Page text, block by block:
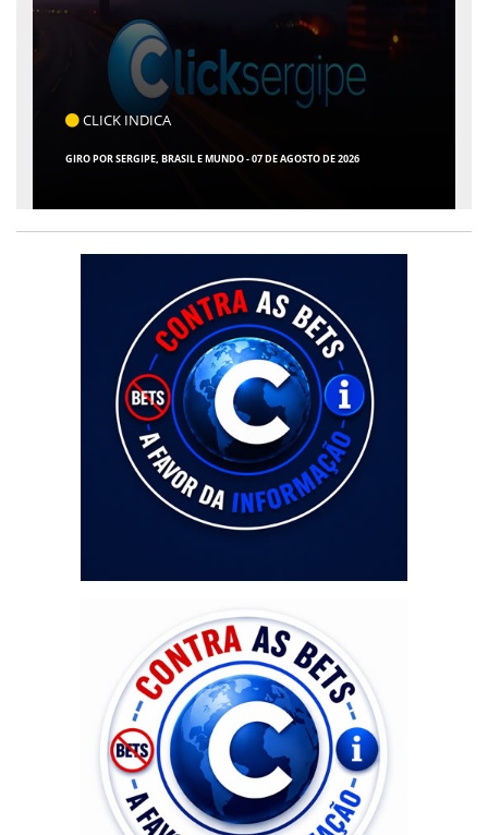
CLICK INDICA
GIRO POR SERGIPE, BRASIL E MUNDO - 07 DE AGOSTO DE 2026